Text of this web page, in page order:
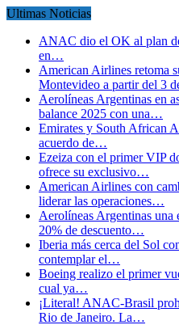
Ultimas Noticias
ANAC dio el OK al plan
en…
American Airlines retoma
Montevideo a partir del 3
Aerolíneas Argentinas en
balance 2025 con una…
Emirates y South African
acuerdo de…
Ezeiza con el primer VIP
ofrece su exclusivo…
American Airlines con
liderar las operaciones…
Aerolíneas Argentinas una
20% de descuento…
Iberia más cerca del Sol
contemplar el…
Boeing realizo el primer
cual ya…
¡Literal! ANAC-Brasil
Rio de Janeiro. La…